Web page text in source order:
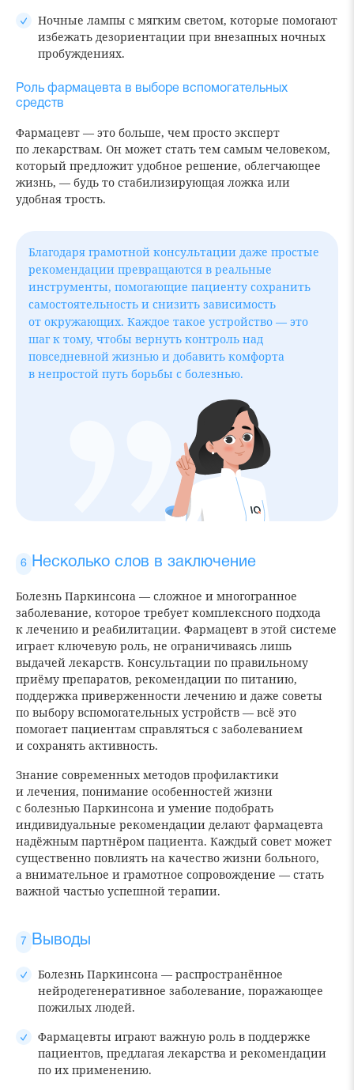
Ночные лампы с мягким светом, которые помогают
избежать дезориентации при внезапных ночных
пробуждениях.
Роль фармацевта в выборе вспомогательных
средств
Фармацевт — это больше, чем просто эксперт
по лекарствам. Он может стать тем самым человеком,
который предложит удобное решение, облегчающее
жизнь, — будь то стабилизирующая ложка или
удобная трость.
Благодаря грамотной консультации даже простые
рекомендации превращаются в реальные
инструменты, помогающие пациенту сохранить
самостоятельность и снизить зависимость
от окружающих. Каждое такое устройство — это
шаг к тому, чтобы вернуть контроль над
повседневной жизнью и добавить комфорта
в непростой путь борьбы с болезнью.
Несколько слов в заключение
Болезнь Паркинсона — сложное и многогранное
заболевание, которое требует комплексного подхода
к лечению и реабилитации. Фармацевт в этой системе
играет ключевую роль, не ограничиваясь лишь
выдачей лекарств. Консультации по правильному
приёму препаратов, рекомендации по питанию,
поддержка приверженности лечению и даже советы
по выбору вспомогательных устройств — всё это
помогает пациентам справляться с заболеванием
и сохранять активность.
Знание современных методов профилактики
и лечения, понимание особенностей жизни
с болезнью Паркинсона и умение подобрать
индивидуальные рекомендации делают фармацевта
надёжным партнёром пациента. Каждый совет может
существенно повлиять на качество жизни больного,
а внимательное и грамотное сопровождение — стать
важной частью успешной терапии.
Выводы
Болезнь Паркинсона — распространённое
нейродегенеративное заболевание, поражающее
пожилых людей.
Фармацевты играют важную роль в поддержке
пациентов, предлагая лекарства и рекомендации
по их применению.